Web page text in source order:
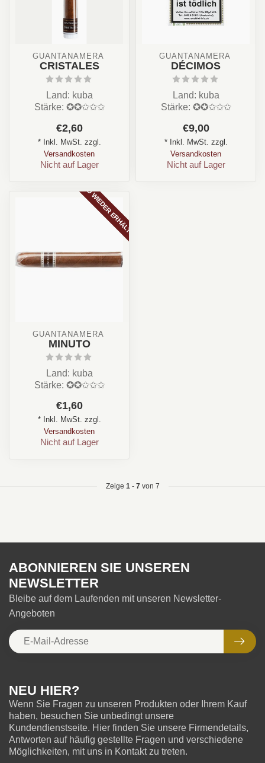
GUANTANAMERA
CRISTALES
Land: kuba
Stärke: ✪✪✩✩✩
Kaffe. Leder, Toast
Format: Pan...
€2,60
* Inkl. MwSt. zzgl.
Versandkosten
Nicht auf Lager
GUANTANAMERA
DÉCIMOS
Land: kuba
Stärke: ✪✪✩✩✩
Nuss, Creme
Format: Petit Coron...
€9,00
* Inkl. MwSt. zzgl.
Versandkosten
Nicht auf Lager
BALD WIEDER ERHÄLTLICH
GUANTANAMERA
MINUTO
Land: kuba
Stärke: ✪✪✩✩✩
Toast, Holz
Format: Half Corona ...
€1,60
* Inkl. MwSt. zzgl.
Versandkosten
Nicht auf Lager
Zeige 1- 7von 7
NEU HIER?
Wenn Sie Fragen zu unseren Produkten oder Ihrem Kauf
haben, besuchen Sie unbedingt unsere
Kundendienstseite. Hier finden Sie unsere Firmendetails,
Antworten auf häufig gestellte Fragen und verschiedene
Möglichkeiten, mit uns in Kontakt zu treten.
ABONNIEREN SIE UNSEREN
NEWSLETTER
Bleibe auf dem Laufenden mit unseren Newsletter-
Angeboten